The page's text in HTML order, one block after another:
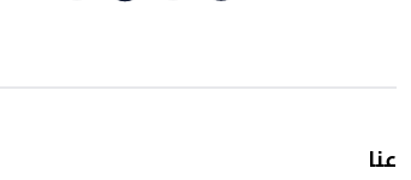
عنا